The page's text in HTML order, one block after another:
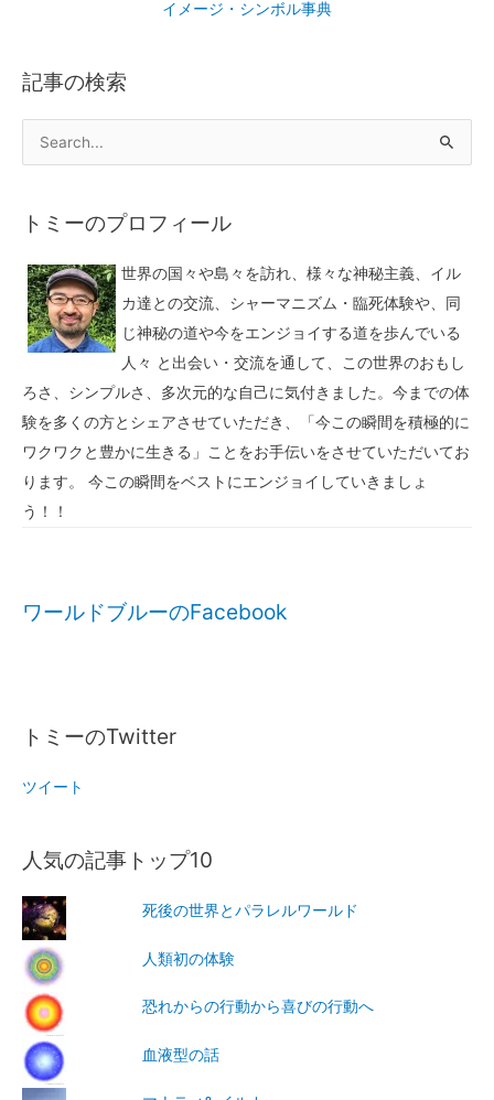
イメージ・シンボル事典
記事の検索
トミーのプロフィール
世界の国々や島々を訪れ、様々な神秘主義、イル
カ達との交流、シャーマニズム・臨死体験や、同
じ神秘の道や今をエンジョイする道を歩んでいる
人々 と出会い・交流を通して、この世界のおもし
ろさ、シンプルさ、多次元的な自己に気付きました。今までの体
験を多くの方とシェアさせていただき、「今この瞬間を積極的に
ワクワクと豊かに生きる」ことをお手伝いをさせていただいてお
ります。 今この瞬間をベストにエンジョイしていきましょ
う！！
ワールドブルーのFacebook
トミーのTwitter
ツイート
人気の記事トップ10
死後の世界とパラレルワールド
人類初の体験
恐れからの行動から喜びの行動へ
血液型の話